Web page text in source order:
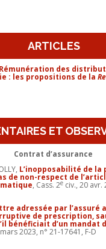
ARTICLES
Rémunération des
: les propositions de la
ET
Contrat d’assurance
L’inopposabilité de
de non-respect de
, Cass. 2eciv., 20 avr.
adressée par l’assuré
de prescription,
bénéficiait d’un mandat
2023, n° 21-17641, F-D